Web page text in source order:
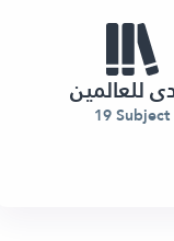
للعالمين
19 Subject